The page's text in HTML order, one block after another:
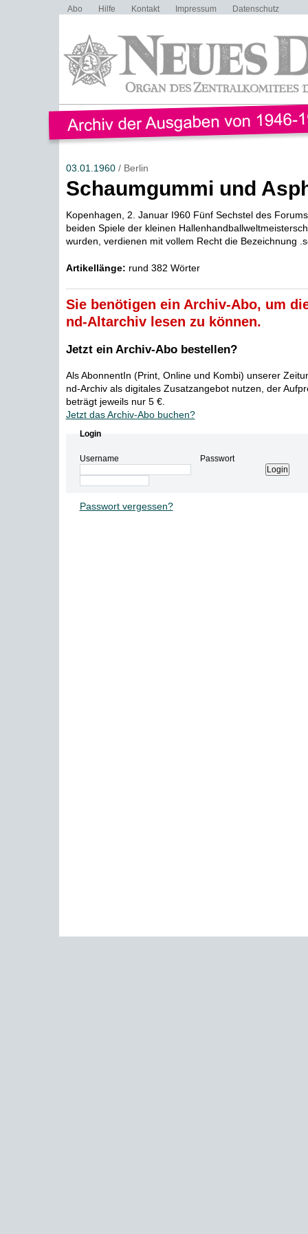
Abo Hilfe Kontakt Impressum Datenschutz
03.01.1960/ Berlin
Schaumgummi und
Kopenhagen, 2. Januar I960 Fünf Sechstel des
beiden Spiele der kleinen
wurden, verdienen mit vollem Recht die Bezeichnung
Artikellänge: rund 382 Wörter
Sie benötigen ein Archiv-Abo, um
nd-Altarchiv lesen zu können.
Jetzt ein Archiv-Abo bestellen?
Als AbonnentIn (Print, Online und Kombi) unserer
nd-Archiv als digitales Zusatzangebot nutzen, der
beträgt jeweils nur 5 €.
Jetzt das Archiv-Abo buchen?
Login
Username Passwort
Passwort vergessen?